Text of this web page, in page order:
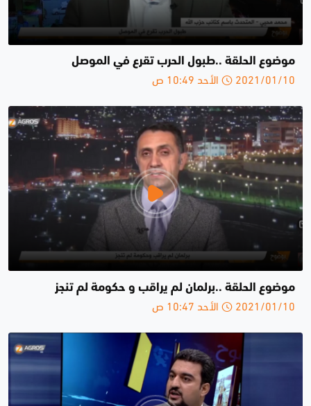
موضوع الحلقة ..طبول الحرب تقرع في الموصل
2021/01/10 الأحد 10:49 ص
موضوع الحلقة ..برلمان لم يراقب و حكومة لم تنجز
2021/01/10 الأحد 10:47 ص